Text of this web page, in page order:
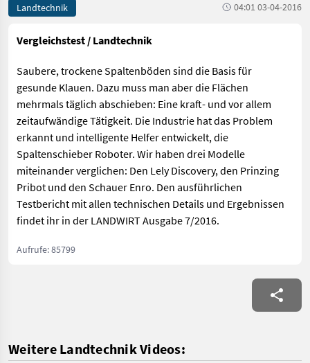
Landtechnik 04:01 03-04-2016
Vergleichstest / Landtechnik
Saubere, trockene Spaltenböden sind die Basis für
gesunde Klauen. Dazu muss man aber die Flächen
mehrmals täglich abschieben: Eine kraft- und vor allem
zeitaufwändige Tätigkeit. Die Industrie hat das Problem
erkannt und intelligente Helfer entwickelt, die
Spaltenschieber Roboter. Wir haben drei Modelle
miteinander verglichen: Den Lely Discovery, den Prinzing
Pribot und den Schauer Enro. Den ausführlichen
Testbericht mit allen technischen Details und Ergebnissen
findet ihr in der LANDWIRT Ausgabe 7/2016.
Aufrufe: 85799
Weitere Landtechnik Videos: